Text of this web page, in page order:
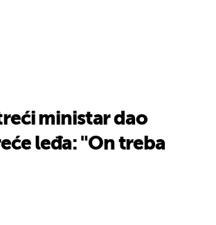
ministar dao
leđa: "On treba